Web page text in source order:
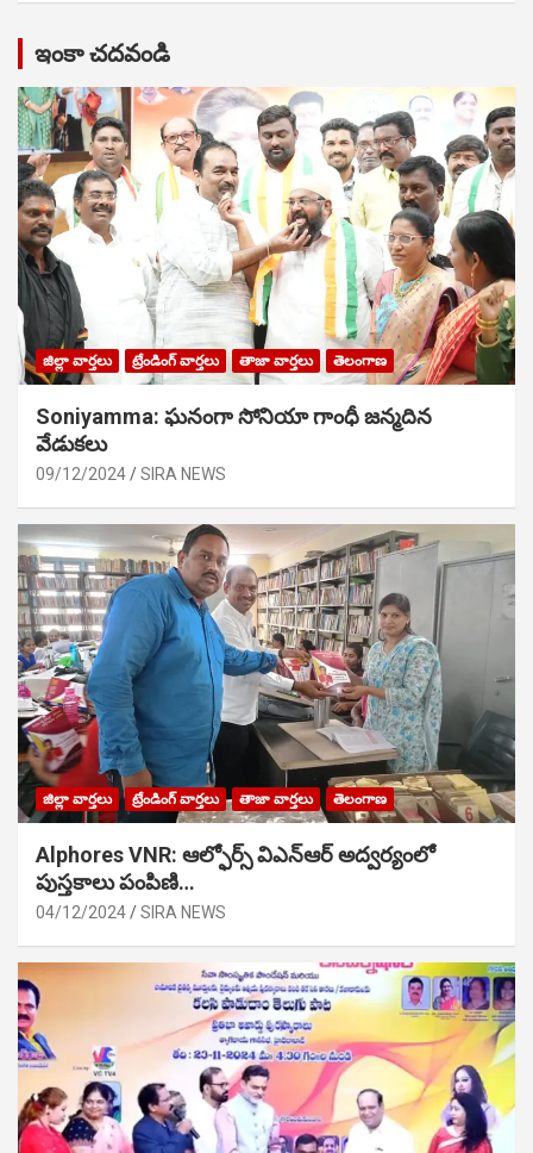
ఇంకా చదవండి
జిల్లా వార్తలు ట్రేండింగ్ వార్తలు తాజా వార్తలు తెలంగాణ
Soniyamma: ఘ‌నంగా సోనియా గాంధీ జ‌న్మ‌దిన
వేడుక‌లు
09/12/2024 SIRA NEWS
జిల్లా వార్తలు ట్రేండింగ్ వార్తలు తాజా వార్తలు తెలంగాణ
Alphores VNR: ఆల్ఫోర్స్ విఎన్ఆర్ అద్వర్యంలో
పుస్తకాలు పంపిణి…
04/12/2024 SIRA NEWS